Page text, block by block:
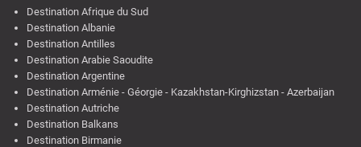
Destination Afrique du Sud
Destination Albanie
Destination Antilles
Destination Arabie Saoudite
Destination Argentine
Destination Arménie - Géorgie - Kazakhstan-Kirghizstan - Azerbaijan
Destination Autriche
Destination Balkans
Destination Birmanie